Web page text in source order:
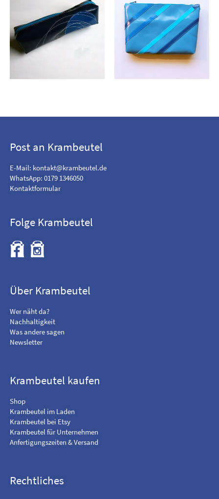
Post an Krambeutel
E-Mail: kontakt@krambeutel.de
WhatsApp: 0179 1346050
Kontaktformular
Folge Krambeutel
F
i
m
e
n
F
a
c
o
o
k
B
e
h
m
i
c
h
I
r
Über Krambeutel
Wer näht da?
Nachhaltigkeit
Was andere sagen
Newsletter
Krambeutel kaufen
Shop
Krambeutel im Laden
Krambeutel bei Etsy
Krambeutel für Unternehmen
Anfertigungszeiten & Versand
Rechtliches